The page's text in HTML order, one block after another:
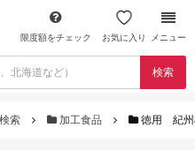
限度額をチェック お気に入り メニュー
検索
索 加工食品 徳用 紀州